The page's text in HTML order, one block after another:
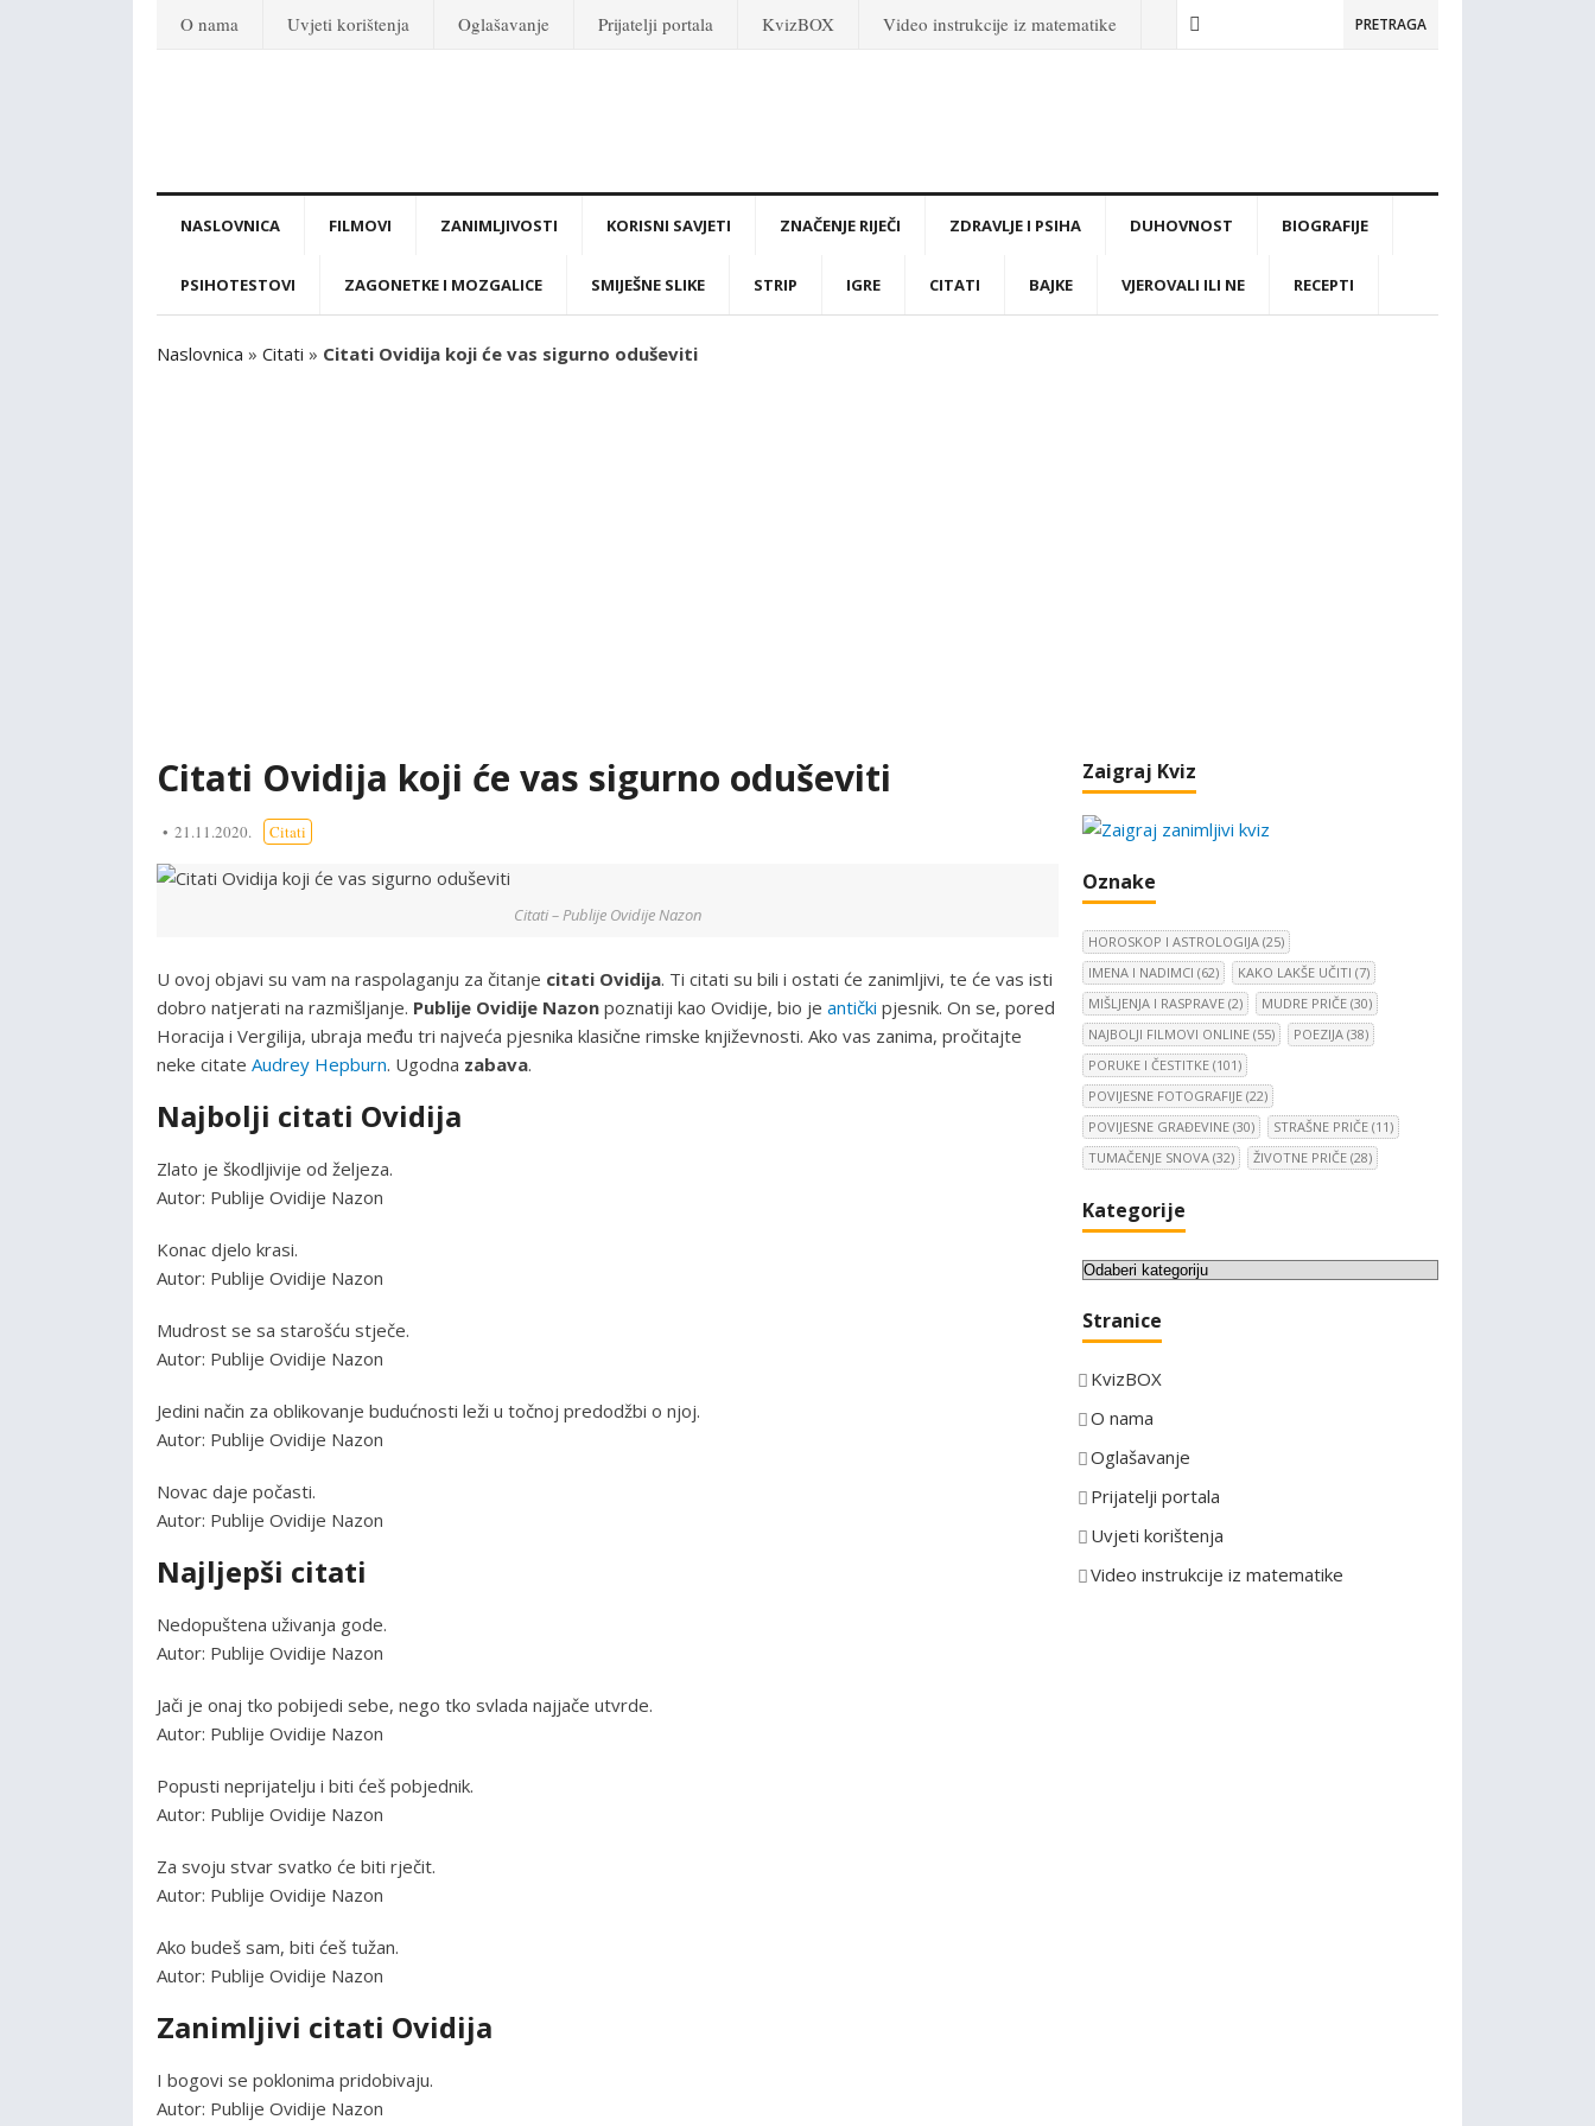
O nama Uvjeti korištenja Oglašavanje Prijatelji portala KvizBOX Video instrukcije iz matematike PRETRAGA
NASLOVNICA FILMOVI ZANIMLJIVOSTI KORISNI SAVJETI ZNAČENJE RIJEČI ZDRAVLJE I PSIHA DUHOVNOST BIOGRAFIJE
PSIHOTESTOVI ZAGONETKE I MOZGALICE SMIJEŠNE SLIKE STRIP IGRE CITATI BAJKE VJEROVALI ILI NE RECEPTI
Naslovnica » Citati » Citati Ovidija koji će vas sigurno oduševiti
Citati Ovidija koji će vas sigurno oduševiti
21.11.2020. Citati
Citati – Publije Ovidije Nazon
U ovoj objavi su vam na raspolaganju za čitanje citati Ovidija. Ti citati su bili i ostati će zanimljivi, te će vas isti
dobro natjerati na razmišljanje. Publije Ovidije Nazon poznatiji kao Ovidije, bio je antički pjesnik. On se, pored
Horacija i Vergilija, ubraja među tri najveća pjesnika klasične rimske književnosti. Ako vas zanima, pročitajte
neke citate Audrey Hepburn. Ugodna zabava.
Najbolji citati Ovidija
Zlato je škodljivije od željeza.
Autor: Publije Ovidije Nazon
Konac djelo krasi.
Autor: Publije Ovidije Nazon
Mudrost se sa starošću stječe.
Autor: Publije Ovidije Nazon
Jedini način za oblikovanje budućnosti leži u točnoj predodžbi o njoj.
Autor: Publije Ovidije Nazon
Novac daje počasti.
Autor: Publije Ovidije Nazon
Najljepši citati
Nedopuštena uživanja gode.
Autor: Publije Ovidije Nazon
Jači je onaj tko pobijedi sebe, nego tko svlada najjače utvrde.
Autor: Publije Ovidije Nazon
Popusti neprijatelju i biti ćeš pobjednik.
Autor: Publije Ovidije Nazon
Za svoju stvar svatko će biti rječit.
Autor: Publije Ovidije Nazon
Ako budeš sam, biti ćeš tužan.
Autor: Publije Ovidije Nazon
Zanimljivi citati Ovidija
I bogovi se poklonima pridobivaju.
Autor: Publije Ovidije Nazon
Zaigraj Kviz
Oznake
HOROSKOP I ASTROLOGIJA (25)
IMENA I NADIMCI (62) KAKO LAKŠE UČITI (7)
MIŠLJENJA I RASPRAVE (2) MUDRE PRIČE (30)
NAJBOLJI FILMOVI ONLINE (55) POEZIJA (38)
PORUKE I ČESTITKE (101)
POVIJESNE FOTOGRAFIJE (22)
POVIJESNE GRAĐEVINE (30) STRAŠNE PRIČE (11)
TUMAČENJE SNOVA (32) ŽIVOTNE PRIČE (28)
Kategorije
K
t
g
o
i
j
e
Stranice
KvizBOX
O nama
Oglašavanje
Prijatelji portala
Uvjeti korištenja
Video instrukcije iz matematike